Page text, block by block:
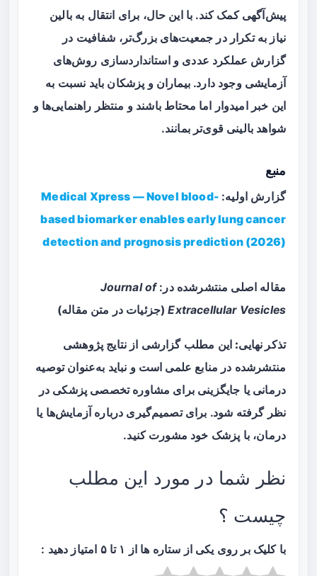
پیش‌آگهی کمک کند. با این حال، برای انتقال به بالین
نیاز به تکرار در جمعیت‌های بزرگ‌تر، شفافیت در
گزارش عملکرد عددی و استانداردسازی روش‌های
آزمایشی وجود دارد. بیماران و پزشکان باید نسبت به
این خبر امیدوار اما محتاط باشند و منتظر راهنمایی‌ها و
شواهد بالینی قوی‌تر بمانند.
منبع
گزارش اولیه:Medical Xpress — Novel blood-
based biomarker enables early lung cancer
detection and prognosis prediction (2026)
مقاله اصلی منتشرشده در:Journal of
Extracellular Vesicles(جزئیات در متن مقاله)
تذکر نهایی: این مطلب گزارشی از نتایج پژوهشی
منتشرشده در منابع علمی است و نباید به‌عنوان توصیه
درمانی یا جایگزینی برای مشاوره تخصصی پزشکی در
نظر گرفته شود. برای تصمیم‌گیری درباره آزمایش‌ها یا
درمان، با پزشک خود مشورت کنید.
نظر شما در مورد این مطلب
چیست ؟
با کلیک بر روی یکی از ستاره ها از ۱ تا ۵ امتیاز دهید :